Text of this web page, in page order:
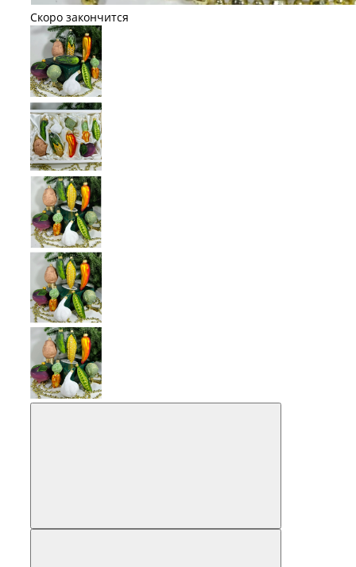
Скоро закончится